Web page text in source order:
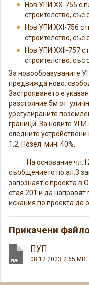
Нов УПИ ХХ-755 с
строителство,
Нов УПИ ХХI-756 с
строителство,
Нов УПИ ХХII-757
строителство, със
За новообразуваните
предвижда ново,
Застрояването е
разстояние 5м от
урегулираните
граници. За новите
следните
1.2, Позел. мин. 40%.
На основание
съобщението по ал.3
запознаят с проекта в
стая 201 и да
искания по проекта до
Прикачени
ПУП
08.12.2023 2.65 MB